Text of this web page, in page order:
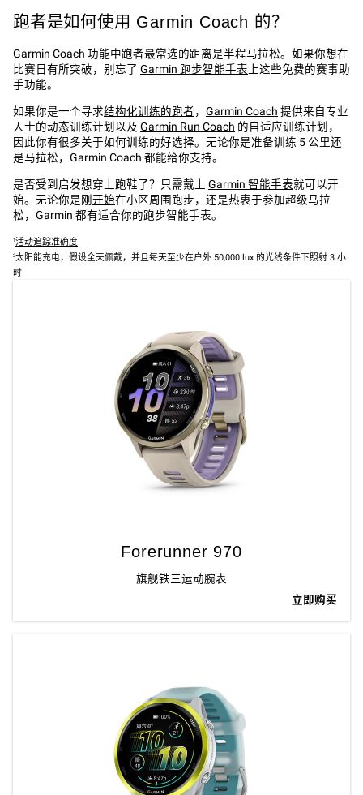
跑者是如何使用 Garmin Coach 的？
Garmin Coach 功能中跑者最常选的距离是半程马拉松。如果你想在
比赛日有所突破，别忘了 Garmin 跑步智能手表 上这些免费的赛事助
手功能。
如果你是一个寻求结构化训练的跑者， Garmin Coach 提供来自专业
人士的动态训练计划以及 Garmin Run Coach 的自适应训练计划，
因此你有很多关于如何训练的好选择。无论你是准备训练 5 公里还
是马拉松，Garmin Coach 都能给你支持。
是否受到启发想穿上跑鞋了？只需戴上 Garmin 智能手表就可以开
始。无论你是刚开始在小区周围跑步，还是热衷于参加超级马拉
松，Garmin 都有适合你的跑步智能手表。
1活动追踪准确度
2太阳能充电，假设全天佩戴，并且每天至少在户外 50,000 lux 的光线条件下照射 3 小
时
Forerunner 970
旗舰铁三运动腕表
立即购买